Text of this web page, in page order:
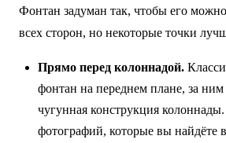
Фонтан задуман так, чтобы его
всех сторон, но некоторые точки
Прямо перед колоннадой.
фонтан на переднем плане, за
чугунная конструкция
фотографий, которые вы найдёте